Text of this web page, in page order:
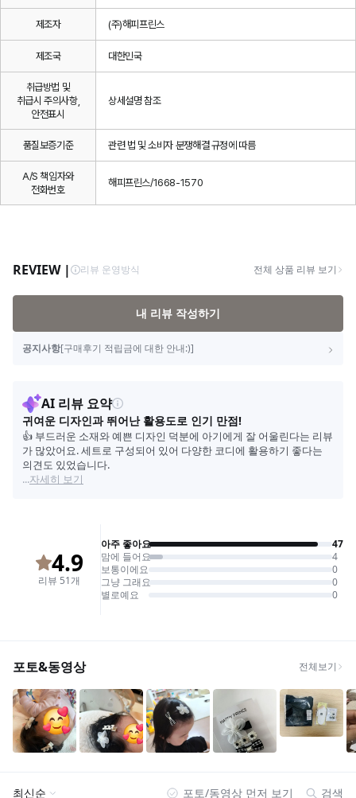
제조자 (주)해피프린스
제조국 대한민국
취급방법 및
취급시 주의사항,
안전표시
상세설명 참조
품질보증기준 관련 법 및 소비자 분쟁해결 규정에 따름
A/S 책임자와
전화번호
해피프린스/1668-1570